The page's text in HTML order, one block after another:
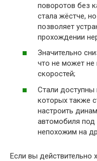
поворотов без
стала жёстче,
позволяет
прохождении
Значительно
что не может
скоростей;
Стали доступны
которых также
настроить
автомобиля под
непохожим на
Если вы действительно